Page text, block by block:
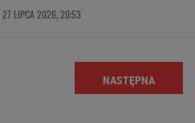
27 LIPCA 2026, 20:53
NASTĘPNA